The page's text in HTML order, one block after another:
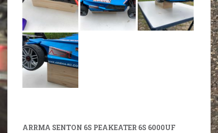
ARRMA SENTON 6S PEAKEATER 6S 6000UF